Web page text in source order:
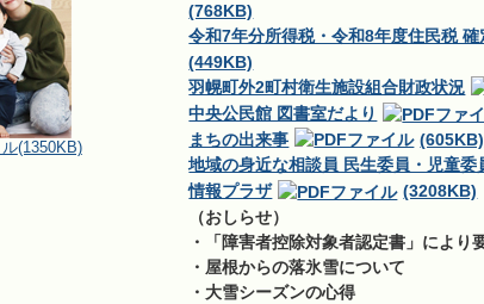
(1350KB)
(768KB)
令和7年分所得税・令和8年度住民税 確
(449KB)
羽幌町外2町村衛生施設組合財政状況
中央公民館 図書室だより
まちの出来事
(605KB)
地域の身近な相談員 民生委員・児童委
情報プラザ
(3208KB)
（おしらせ）
・「障害者控除対象者認定書」によ
・屋根からの落氷雪について
・大雪シーズンの心得